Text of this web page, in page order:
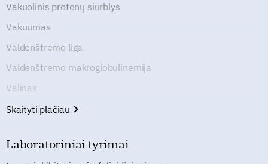
Vakuolinis protonų siurblys
Vakuumas
Valdenštremo liga
Valdenštremo makroglobulinemija
Valinas
Skaityti plačiau
Laboratoriniai tyrimai